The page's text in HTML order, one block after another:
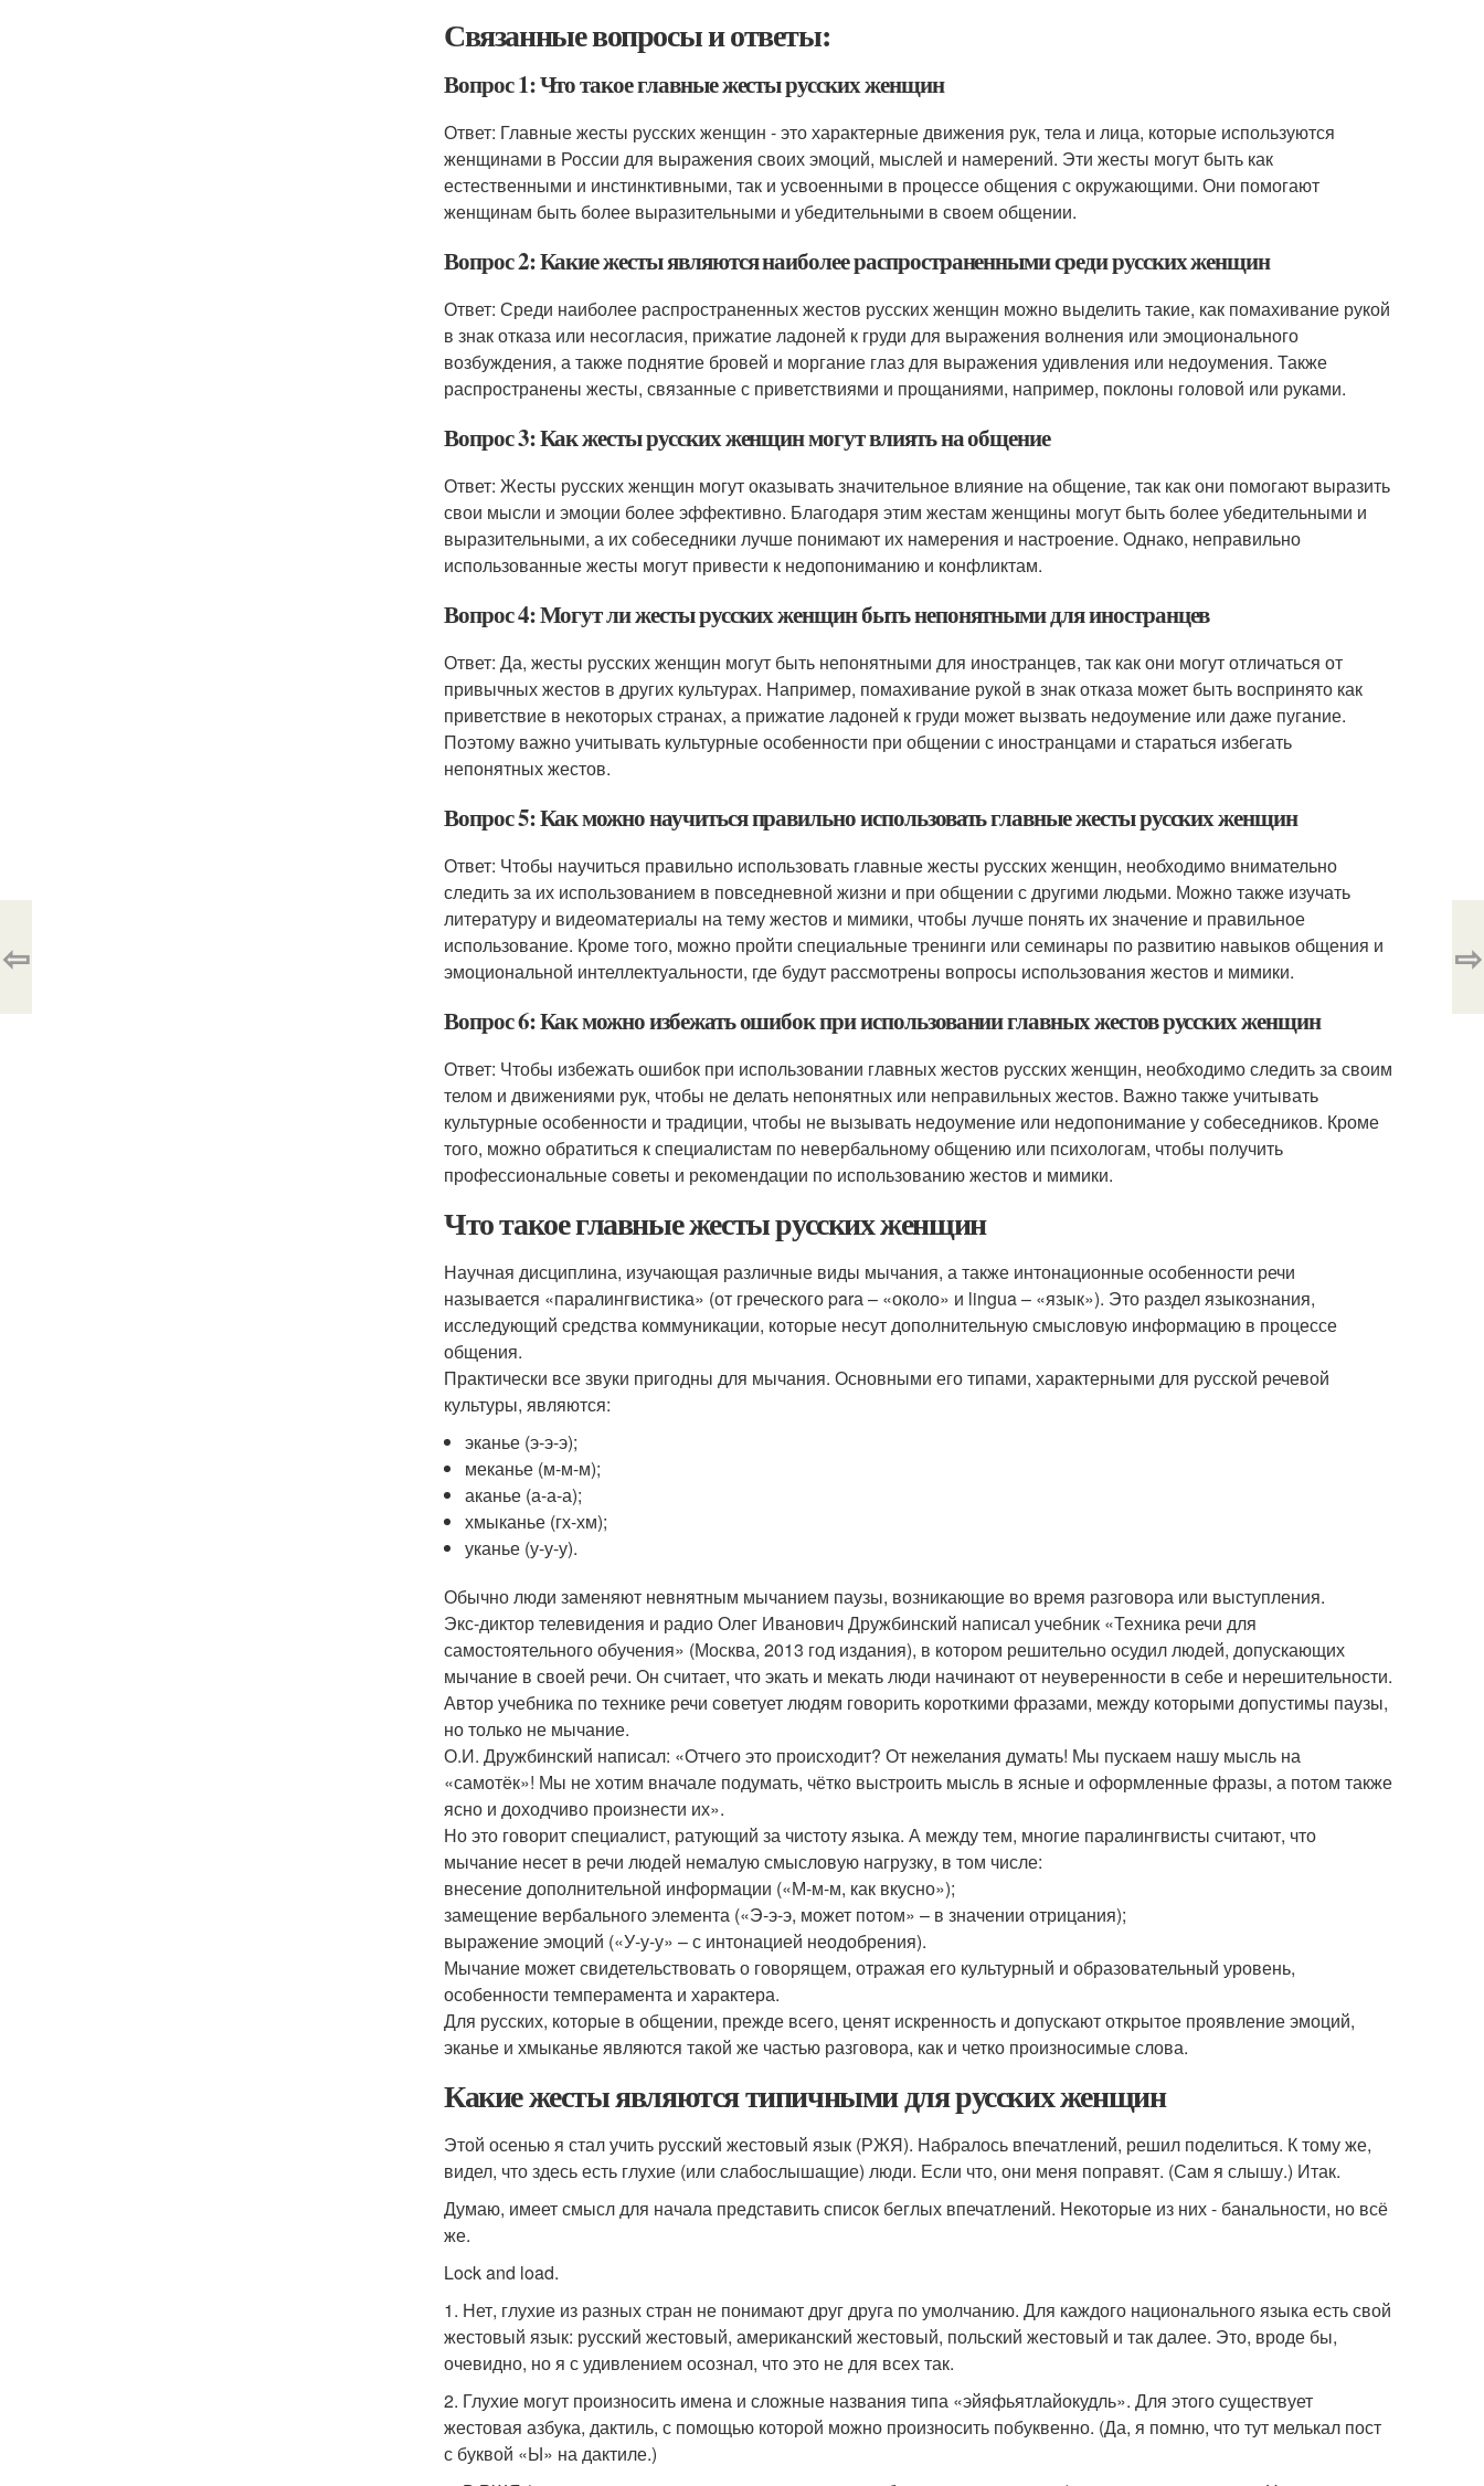
Связанные вопросы и ответы:
Вопрос 1: Что такое главные жесты русских женщин
Ответ: Главные жесты русских женщин - это характерные движения рук, тела и лица, которые используются
женщинами в России для выражения своих эмоций, мыслей и намерений. Эти жесты могут быть как
естественными и инстинктивными, так и усвоенными в процессе общения с окружающими. Они помогают
женщинам быть более выразительными и убедительными в своем общении.
Вопрос 2: Какие жесты являются наиболее распространенными среди русских женщин
Ответ: Среди наиболее распространенных жестов русских женщин можно выделить такие, как помахивание рукой
в знак отказа или несогласия, прижатие ладоней к груди для выражения волнения или эмоционального
возбуждения, а также поднятие бровей и моргание глаз для выражения удивления или недоумения. Также
распространены жесты, связанные с приветствиями и прощаниями, например, поклоны головой или руками.
Вопрос 3: Как жесты русских женщин могут влиять на общение
Ответ: Жесты русских женщин могут оказывать значительное влияние на общение, так как они помогают выразить
свои мысли и эмоции более эффективно. Благодаря этим жестам женщины могут быть более убедительными и
выразительными, а их собеседники лучше понимают их намерения и настроение. Однако, неправильно
использованные жесты могут привести к недопониманию и конфликтам.
Вопрос 4: Могут ли жесты русских женщин быть непонятными для иностранцев
Ответ: Да, жесты русских женщин могут быть непонятными для иностранцев, так как они могут отличаться от
привычных жестов в других культурах. Например, помахивание рукой в знак отказа может быть воспринято как
приветствие в некоторых странах, а прижатие ладоней к груди может вызвать недоумение или даже пугание.
Поэтому важно учитывать культурные особенности при общении с иностранцами и стараться избегать
непонятных жестов.
Вопрос 5: Как можно научиться правильно использовать главные жесты русских женщин
Ответ: Чтобы научиться правильно использовать главные жесты русских женщин, необходимо внимательно
следить за их использованием в повседневной жизни и при общении с другими людьми. Можно также изучать
литературу и видеоматериалы на тему жестов и мимики, чтобы лучше понять их значение и правильное
использование. Кроме того, можно пройти специальные тренинги или семинары по развитию навыков общения и
эмоциональной интеллектуальности, где будут рассмотрены вопросы использования жестов и мимики.
Вопрос 6: Как можно избежать ошибок при использовании главных жестов русских женщин
Ответ: Чтобы избежать ошибок при использовании главных жестов русских женщин, необходимо следить за своим
телом и движениями рук, чтобы не делать непонятных или неправильных жестов. Важно также учитывать
культурные особенности и традиции, чтобы не вызывать недоумение или недопонимание у собеседников. Кроме
того, можно обратиться к специалистам по невербальному общению или психологам, чтобы получить
профессиональные советы и рекомендации по использованию жестов и мимики.
Что такое главные жесты русских женщин
Научная дисциплина, изучающая различные виды мычания, а также интонационные особенности речи
называется «паралингвистика» (от греческого parа – «около» и lingua – «язык»). Это раздел языкознания,
исследующий средства коммуникации, которые несут дополнительную смысловую информацию в процессе
общения.
Практически все звуки пригодны для мычания. Основными его типами, характерными для русской речевой
культуры, являются:
эканье (э-э-э);
меканье (м-м-м);
аканье (а-а-а);
хмыканье (гх-хм);
уканье (у-у-у).
Обычно люди заменяют невнятным мычанием паузы, возникающие во время разговора или выступления.
Экс-диктор телевидения и радио Олег Иванович Дружбинский написал учебник «Техника речи для
самостоятельного обучения» (Москва, 2013 год издания), в котором решительно осудил людей, допускающих
мычание в своей речи. Он считает, что экать и мекать люди начинают от неуверенности в себе и нерешительности.
Автор учебника по технике речи советует людям говорить короткими фразами, между которыми допустимы паузы,
но только не мычание.
О.И. Дружбинский написал: «Отчего это происходит? От нежелания думать! Мы пускаем нашу мысль на
«самотёк»! Мы не хотим вначале подумать, чётко выстроить мысль в ясные и оформленные фразы, а потом также
ясно и доходчиво произнести их».
Но это говорит специалист, ратующий за чистоту языка. А между тем, многие паралингвисты считают, что
мычание несет в речи людей немалую смысловую нагрузку, в том числе:
внесение дополнительной информации («М-м-м, как вкусно»);
замещение вербального элемента («Э-э-э, может потом» – в значении отрицания);
выражение эмоций («У-у-у» – с интонацией неодобрения).
Мычание может свидетельствовать о говорящем, отражая его культурный и образовательный уровень,
особенности темперамента и характера.
Для русских, которые в общении, прежде всего, ценят искренность и допускают открытое проявление эмоций,
эканье и хмыканье являются такой же частью разговора, как и четко произносимые слова.
Какие жесты являются типичными для русских женщин
Этой осенью я стал учить русский жестовый язык (РЖЯ). Набралось впечатлений, решил поделиться. К тому же,
видел, что здесь есть глухие (или слабослышащие) люди. Если что, они меня поправят. (Сам я слышу.) Итак.
Думаю, имеет смысл для начала представить список беглых впечатлений. Некоторые из них - банальности, но всё
же.
Lock and load.
1. Нет, глухие из разных стран не понимают друг друга по умолчанию. Для каждого национального языка есть свой
жестовый язык: русский жестовый, американский жестовый, польский жестовый и так далее. Это, вроде бы,
очевидно, но я с удивлением осознал, что это не для всех так.
2. Глухие могут произносить имена и сложные названия типа «эйяфьятлайокудль». Для этого существует
жестовая азбука, дактиль, с помощью которой можно произносить побуквенно. (Да, я помню, что тут мелькал пост
с буквой «Ы» на дактиле.)
⇦ ⇨